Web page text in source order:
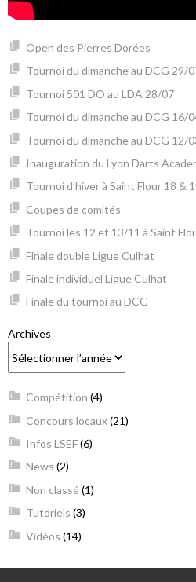
Open des Pierres Dorées
Tournoi du dimanche au DCG 29/
Tournoi 501 DO au LDA 28/07
Tournoi du dimanche au DCG 16/
Tournoi du dimanche au DCG 12/
Inauguration du Lyon Darts
Tournoi d’hiver à Saint Flour 18 &
Coupes de comités
Tournoi les 12 et 13/11 à Saint
Finale double Ligue Culhat
Finale individuel Ligue Culhat
Finale du tournoi au DCG
Archives
Compétition (4)
Concours locaux(21)
Infos LSEF(6)
News (2)
Non classé (1)
Tutoriels (3)
Vidéos (14)